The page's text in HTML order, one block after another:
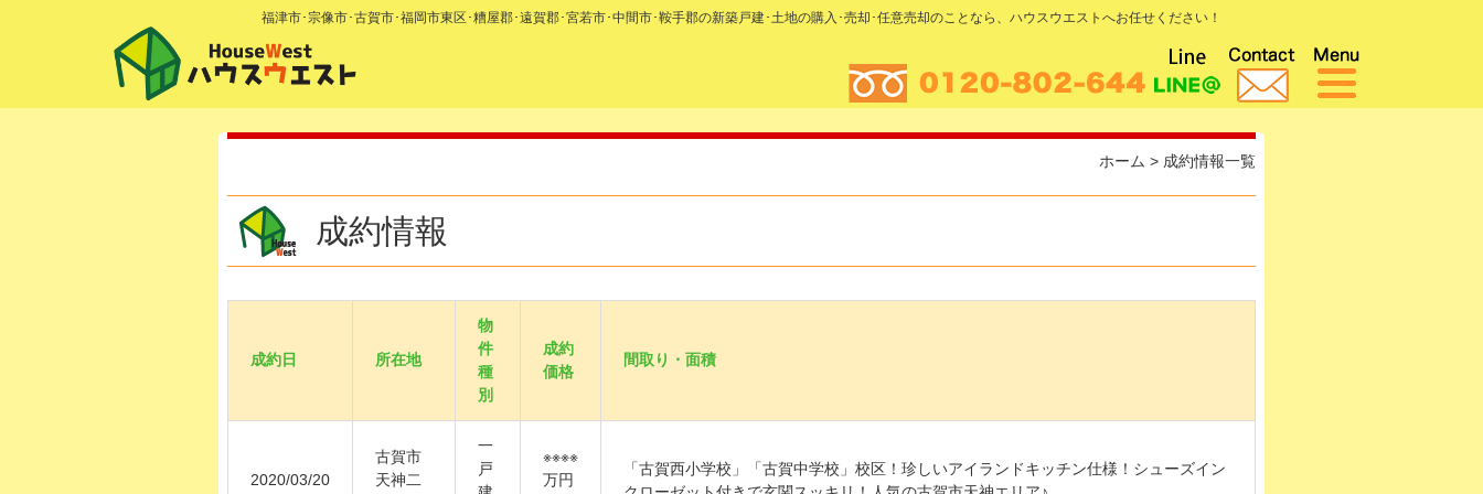
福津市･宗像市･古賀市･福岡市東区･糟屋郡･遠賀郡･宮若市･中間市･鞍手郡の新築戸建･土地の購入･売却･任意売却のことなら、ハウスウエストへお任せください！
ホーム > 成約情報一覧
成約情報
成約日 所在地
物
件
種
別
成約
価格
間取り・面積
2020/03/20
古賀市
天神二
一
戸
※※※※
万円
「古賀西小学校」「古賀中学校」校区！珍しいアイランドキッチン仕様！シューズイン